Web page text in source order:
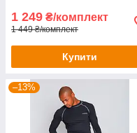
1 249 ₴/комплект
1 449 ₴/комплект
Купити
–13%